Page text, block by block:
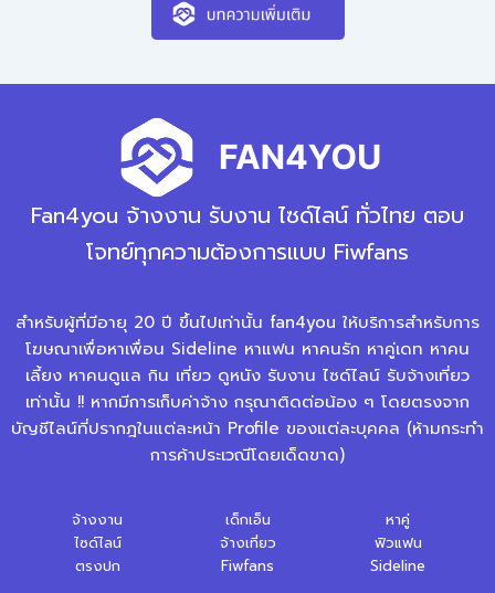
Fan4you จ้างงาน รับงาน ไซด์ไลน์ ทั่วไทย ตอบ
โจทย์ทุกความต้องการแบบ Fiwfans
สำหรับผู้ที่มีอายุ 20 ปี ขึ้นไปเท่านั้น fan4you ให้บริการสำหรับการ
โฆษณาเพื่อหาเพื่อน Sideline หาแฟน หาคนรัก หาคู่เดท หาคน
เลี้ยง หาคนดูแล กิน เที่ยว ดูหนัง รับงาน ไซด์ไลน์ รับจ้างเที่ยว
เท่านั้น !! หากมีการเก็บค่าจ้าง กรุณาติดต่อน้อง ๆ โดยตรงจาก
บัญชีไลน์ที่ปรากฎในแต่ละหน้า Profile ของแต่ละบุคคล (ห้ามกระทำ
การค้าประเวณีโดยเด็ดขาด)
จ้างงาน เด็กเอ็น
หาคู่
ไซด์ไลน์
จ้างเที่ยว
ฟิวแฟน
ตรงปก
Fiwfans Sideline